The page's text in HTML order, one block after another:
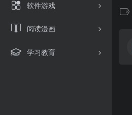
软件游戏
阅读漫画
学习教育